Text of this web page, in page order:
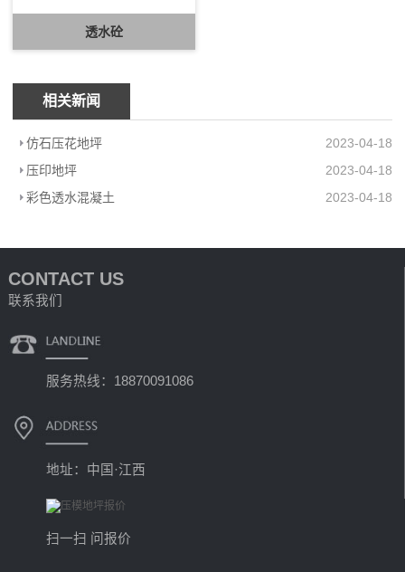
透水砼
相关新闻
仿石压花地坪
2023-04-18
压印地坪
2023-04-18
彩色透水混凝土
2023-04-18
CONTACT US
联系我们
服务热线：18870091086
地址：中国·江西
扫一扫 问报价